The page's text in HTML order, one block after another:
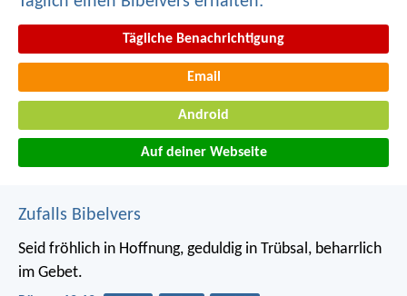
Tägliche Benachrichtigung
Email
Android
Auf deiner Webseite
Zufalls Bibelvers
Seid fröhlich in Hoffnung, geduldig in Trübsal, beharrlich
im Gebet.